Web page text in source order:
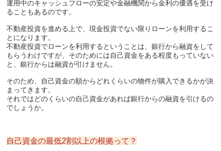
運用中のキャッシュフローの安定や金融機関から金利の優遇を受け
ることもあるのです。
不動産投資を進める上で、現金投資でない限りローンを利用するこ
とになります。
不動産投資でローンを利用するということは、銀行から融資をして
もらうわけですが、そのためには自己資金をある程度もっていない
と、銀行からは融資が引けません。
そのため、自己資金の額からどれくらいの物件が購入できるかが決
まってきます。
それではどのくらいの自己資金があれば銀行からの融資を引けるの
でしょうか。
自己資金の最低2割以上の根拠って？